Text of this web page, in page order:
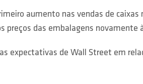
aumento nas vendas de
preços das embalagens novamente
expectativas de Wall Street em